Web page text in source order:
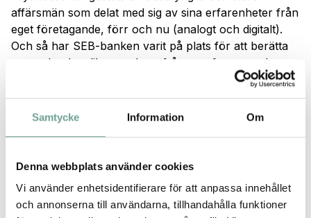
Samtycke Information Om
Denna webbplats använder cookies
Vi använder enhetsidentifierare för att anpassa innehållet
och annonserna till användarna, tillhandahålla funktioner
affärsmän som delat med sig av sina erfarenheter från
eget företagande, förr och nu (analogt och digitalt).
Och så har SEB-banken varit på plats för att berätta
om en banks olika uppdrag, från sparformer och
bolagsformer till lånevillkor för privatpersoner och
bolag. Bra kunskaper att ha sig om man tänker satsa
på eget företagande inom miljösektorn.
Det var högt till tak då alla idéer och uppslag
för ett hållbart liv, pantbank för plast, solcellskapell
för släpjollar, miljövänlig bilrengöring, tunnelbanevagn
med plats för cyklar, matkedja med egen odling, segel